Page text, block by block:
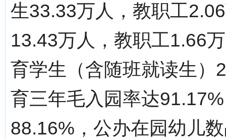
生33.33万人，教职工
13.43万人，教职工1.66
育学生（含随班就读生）
育三年毛入园率达
88.16%，公办在园幼儿